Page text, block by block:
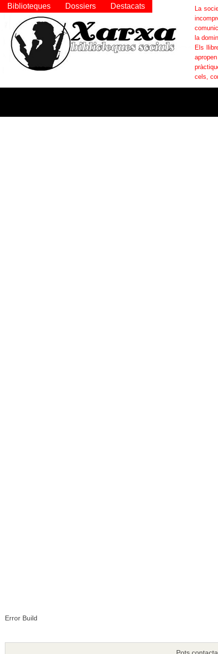
Error Build
La
la
Els
cels,
Biblioteques Dossiers Destacats